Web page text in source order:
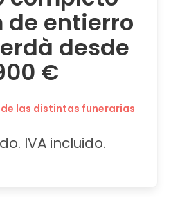
de entierro
desde
€
las distintas funerarias
IVA incluido.